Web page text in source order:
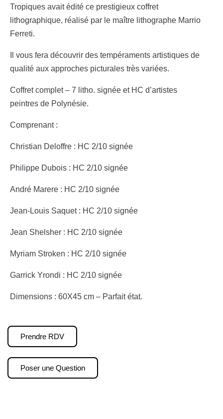
Tropiques avait édité ce prestigieux coffret
lithographique, réalisé par le maître lithographe Marrio
Ferreti.
Il vous fera découvrir des tempéraments artistiques de
qualité aux approches picturales très variées.
Coffret complet – 7 litho. signée et HC d’artistes
peintres de Polynésie.
Comprenant :
Christian Deloffre : HC 2/10 signée
Philippe Dubois : HC 2/10 signée
André Marere : HC 2/10 signée
Jean-Louis Saquet : HC 2/10 signée
Jean Shelsher : HC 2/10 signée
Myriam Stroken : HC 2/10 signée
Garrick Yrondi : HC 2/10 signée
Dimensions : 60X45 cm – Parfait état.
Prendre RDV
Poser une Question